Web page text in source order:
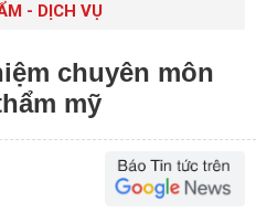
- DỊCH VỤ
chuyên môn
mỹ